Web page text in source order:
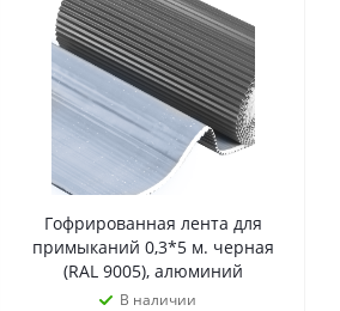
Гофрированная лента для
примыканий 0,3*5 м. черная
(RAL 9005), алюминий
В наличии